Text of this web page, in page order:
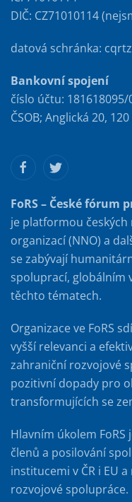
DIČ: CZ71010114
datová schránka:
Bankovní spojení
číslo účtu: 181618095/
ČSOB; Anglická 20,
FoRS – České fórum
je platformou českých
organizací (NNO) a
se zabývají
spoluprací, globálním
těchto tématech.
Organizace ve FoRS
vyšší relevanci a
zahraniční rozvojové
pozitivní dopady pro
transformujících se
Hlavním úkolem
členů a posilování
institucemi v ČR i EU
rozvojové spolupráce.